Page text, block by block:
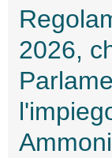
2026,